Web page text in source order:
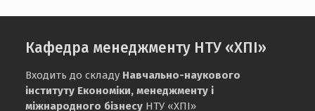
Кафедра менеджменту НТУ «ХПІ»
Входить до складу Навчально-наукового
інституту Економіки, менеджменту і
міжнародного бізнесу НТУ «ХПІ»